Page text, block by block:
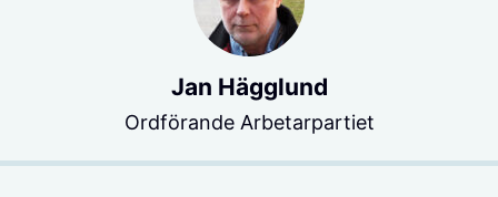
Jan Hägglund
Ordförande Arbetarpartiet